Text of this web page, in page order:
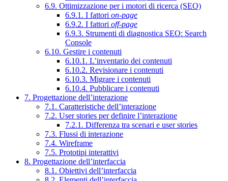
6.9. Ottimizzazione per i motori di ricerca (SEO)
6.9.1. I fattori on-page
6.9.2. I fattori off-page
6.9.3. Strumenti di diagnostica SEO: Search
Console
6.10. Gestire i contenuti
6.10.1. L’inventario dei contenuti
6.10.2. Revisionare i contenuti
6.10.3. Migrare i contenuti
6.10.4. Pubblicare i contenuti
7. Progettazione dell’interazione
7.1. Caratteristiche dell’interazione
7.2. User stories per definire l’interazione
7.2.1. Differenza tra scenari e user stories
7.3. Flussi di interazione
7.4. Wireframe
7.5. Prototipi interattivi
8. Progettazione dell’interfaccia
8.1. Obiettivi dell’interfaccia